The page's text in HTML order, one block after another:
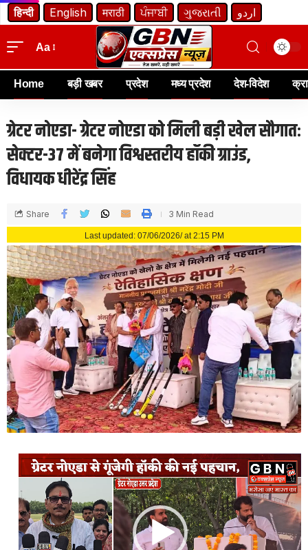
हिन्दी English मराठी ਪੰਜਾਬੀ ગુજરાતી اردو
Aa
Home बड़ी खबर प्रदेश मध्य प्रदेश देश-विदेश
ग्रेटर नोएडा- ग्रेटर नोएडा को मिली बड़ी खेल सौगात:
सेक्टर-37 में बनेगा विश्वस्तरीय हॉकी ग्राउंड,
विधायक धीरेंद्र सिंह
Last updated: 07/06/2026/ at 2:15 PM
Share 3 Min Read
Video
Player